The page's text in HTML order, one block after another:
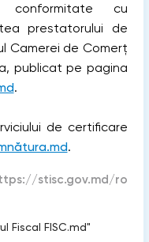
conformitate cu
prestatorului de
Camerei de Comerț
publicat pe pagina
.
de certificare
.
stisc.gov.md/ro
Fiscal FISC.md"